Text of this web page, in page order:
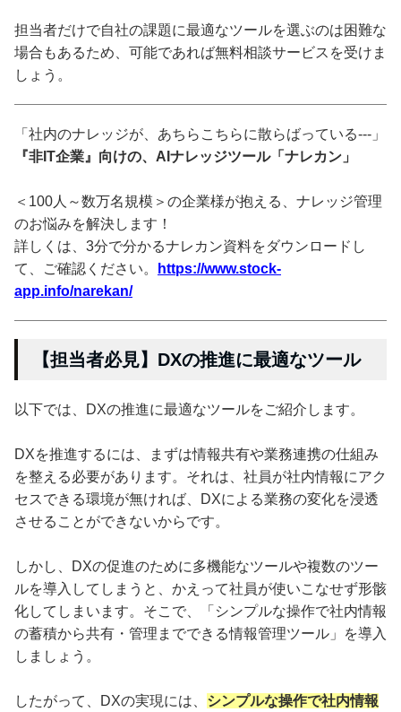
担当者だけで自社の課題に最適なツールを選ぶのは困難な
場合もあるため、可能であれば無料相談サービスを受けま
しょう。
「社内のナレッジが、あちらこちらに散らばっている---」
『非IT企業』向けの、AIナレッジツール「ナレカン」
＜100人～数万名規模＞の企業様が抱える、ナレッジ管理
のお悩みを解決します！
詳しくは、3分で分かるナレカン資料をダウンロードし
て、ご確認ください。
https://www.stock-
app.info/narekan/
【担当者必見】DXの推進に最適なツール
以下では、DXの推進に最適なツールをご紹介します。
DXを推進するには、まずは情報共有や業務連携の仕組み
を整える必要があります。それは、社員が社内情報にアク
セスできる環境が無ければ、DXによる業務の変化を浸透
させることができないからです。
しかし、DXの促進のために多機能なツールや複数のツー
ルを導入してしまうと、かえって社員が使いこなせず形骸
化してしまいます。そこで、「シンプルな操作で社内情報
の蓄積から共有・管理までできる情報管理ツール」を導入
しましょう。
したがって、DXの実現には、 シンプルな操作で社内情報